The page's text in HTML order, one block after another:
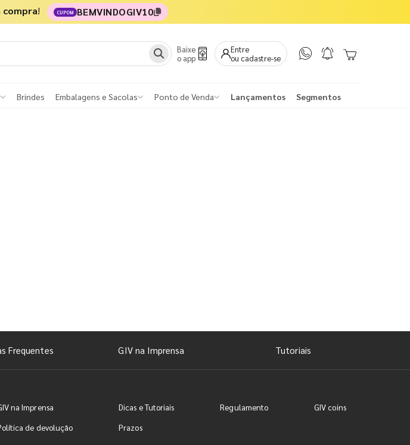
compra! CUPOM BEMVINDOGIV10
Baixe
o app
Entre
ou cadastre-se
Brindes Embalagens e Sacolas Ponto de Venda Lançamentos Segmentos
Frequentes GIV na Imprensa Tutoriais
na Imprensa Dicas e Tutoriais Regulamento
GIV coins
de devolução Prazos